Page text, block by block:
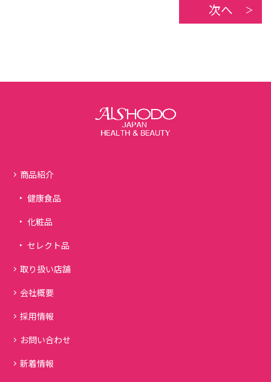
次へ
商品紹介
健康食品
化粧品
セレクト品
取り扱い店舗
会社概要
採用情報
お問い合わせ
新着情報